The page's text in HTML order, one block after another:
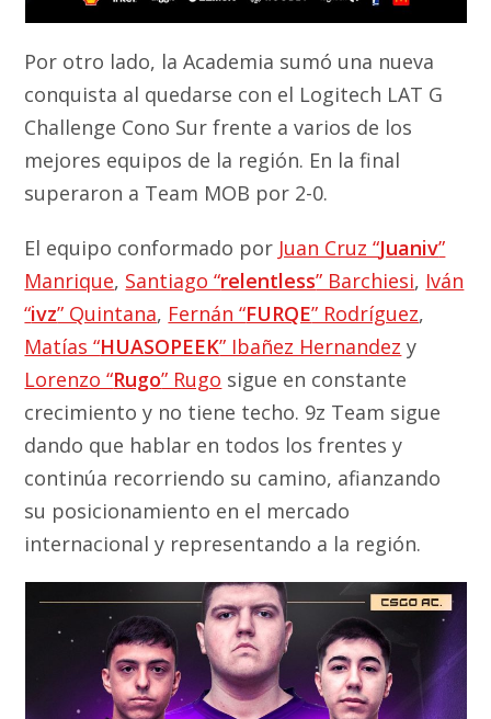
Por otro lado, la Academia sumó una nueva
conquista al quedarse con el Logitech LAT G
Challenge Cono Sur frente a varios de los
mejores equipos de la región. En la final
superaron a Team MOB por 2-0.
El equipo conformado por Juan Cruz “Juaniv”
Manrique, Santiago “relentless” Barchiesi, Iván
“ivz” Quintana, Fernán “FURQE” Rodríguez,
Matías “HUASOPEEK” Ibañez Hernandez y
Lorenzo “Rugo” Rugo sigue en constante
crecimiento y no tiene techo. 9z Team sigue
dando que hablar en todos los frentes y
continúa recorriendo su camino, afianzando
su posicionamiento en el mercado
internacional y representando a la región.